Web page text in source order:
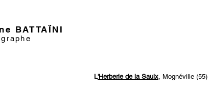
BATTAÏNI
L'Herberie de la Saulx, Mognéville (55)